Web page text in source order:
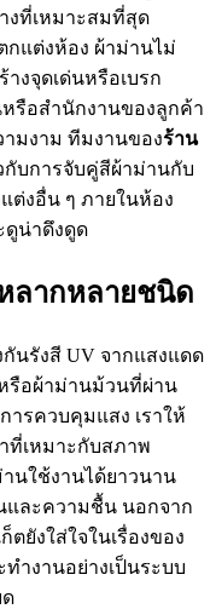
งที่เหมาะสมที่สุด
กแต่งห้อง ผ้าม่านไม่
งจุดเด่นหรือเบรก
รือสำนักงานของลูกค้า
มงาม ทีมงานของร้าน
กับการจับคู่สีผ้าม่านกับ
ต่งอื่น ๆ ภายในห้อง
ดูน่าดึงดูด
ลากหลายชนิด
นรังสี UV จากแสงแดด
รือผ้าม่านม้วนที่ผ่าน
รควบคุมแสง เราให้
ที่เหมาะกับสภาพ
านใช้งานได้ยาวนาน
และความชื้น นอกจาก
ยังใส่ใจในเรื่องของ
ำงานอย่างเป็นระบบ